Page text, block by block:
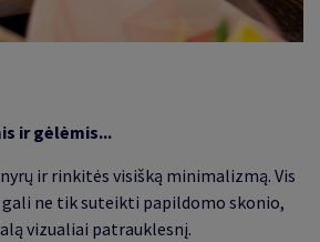
ir gėlėmis...
ir rinkitės visišką minimalizmą. Vis
ne tik suteikti papildomo skonio,
vizualiai patrauklesnį.